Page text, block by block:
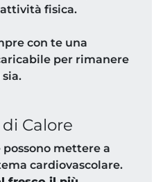
fisica.
con te una
per rimanere
Calore
mettere a
cardiovascolare.